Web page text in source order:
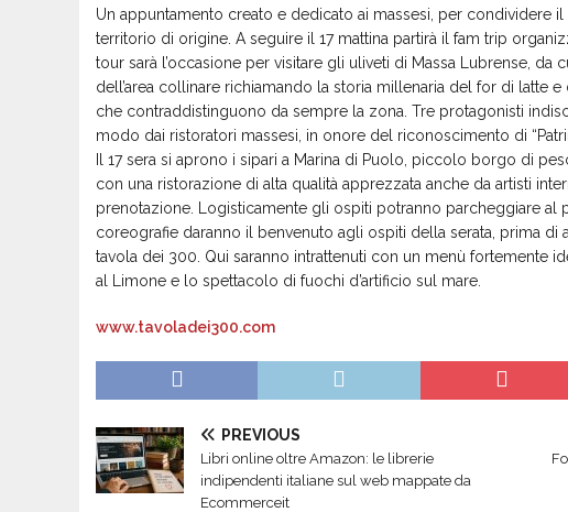
Un appuntamento creato e dedicato ai massesi, per condividere
territorio di origine. A seguire il 17 mattina partirà il fam trip
tour sarà l’occasione per visitare gli uliveti di Massa Lubrense,
dell’area collinare richiamando la storia millenaria del for di latte
che contraddistinguono da sempre la zona. Tre protagonisti
modo dai ristoratori massesi, in onore del riconoscimento di
Il 17 sera si aprono i sipari a Marina di Puolo, piccolo borgo di
con una ristorazione di alta qualità apprezzata anche da artisti
prenotazione. Logisticamente gli ospiti potranno parcheggiare al
coreografie daranno il benvenuto agli ospiti della serata, prima di
tavola dei 300. Qui saranno intrattenuti con un menù fortemente
al Limone e lo spettacolo di fuochi d’artificio sul mare.
www.tavoladei300.com
PREVIOUS
Libri online oltre Amazon: le librerie
indipendenti italiane sul web mappate da
Ecommerceit